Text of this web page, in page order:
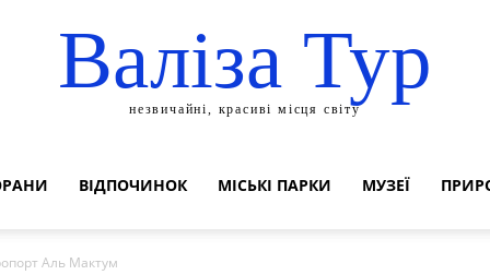
Валіза Тур
незвичайні, красиві місця світу
ВІДПОЧИНОК МІСЬКІ ПАРКИ МУЗЕЇ
Аль Мактум